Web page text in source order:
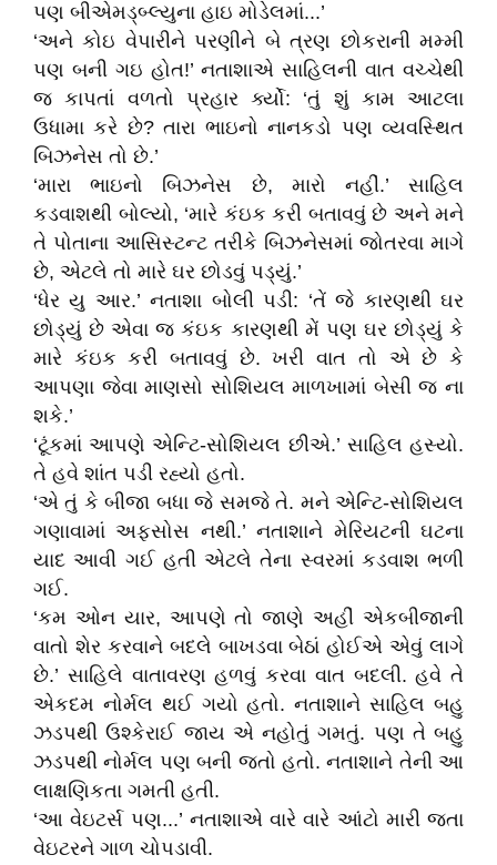
પણ બીએમડ્બ્લ્યુના હાઇ મોડેલમાં...’
‘અને કોઇ વેપારીને પરણીને બે ત્રણ છોકરાની મમ્મી
પણ બની ગઇ હોત!’ નતાશાએ સાહિલની વાત વચ્ચેથી
જ કાપતાં વળતો પ્રહાર ર્ક્યો: ‘તું શું કામ આટલા
ઉધામા કરે છે? તારા ભાઇનો નાનકડો પણ વ્યવસ્થિત
બિઝનેસ તો છે.’
‘મારા ભાઇનો બિઝનેસ છે, મારો નહીં.’ સાહિલ
કડવાશથી બોલ્યો, ‘મારે કંઇક કરી બતાવવું છે અને મને
તે પોતાના આસિસ્ટન્ટ તરીકે બિઝનેસમાં જોતરવા માગે
છે, એટલે તો મારે ઘર છોડવું પડ્યું.’
‘ધેર યુ આર.’ નતાશા બોલી પડી: ‘તેં જે કારણથી ઘર
છોડ્યું છે એવા જ કંઇક કારણથી મેં પણ ઘર છોડ્યું કે
મારે કંઇક કરી બતાવવું છે. ખરી વાત તો એ છે કે
આપણા જેવા માણસો સોશિયલ માળખામાં બેસી જ ના
શકે.’
‘ટૂંકમાં આપણે એન્ટિ-સોશિયલ છીએ.’ સાહિલ હસ્યો.
તે હવે શાંત પડી રહ્યો હતો.
‘એ તું કે બીજા બધા જે સમજે તે. મને એન્ટિ-સોશિયલ
ગણાવામાં અફસોસ નથી.’ નતાશાને મેરિયટની ઘટના
યાદ આવી ગઈ હતી એટલે તેના સ્વરમાં કડવાશ ભળી
ગઈ.
‘કમ ઓન યાર, આપણે તો જાણે અહીં એકબીજાની
વાતો શેર કરવાને બદલે બાખડવા બેઠાં હોઈએ એવું લાગે
છે.’ સાહિલે વાતાવરણ હળવું કરવા વાત બદલી. હવે તે
એકદમ નોર્મલ થઈ ગયો હતો. નતાશાને સાહિલ બહુ
ઝડપથી ઉશ્કેરાઈ જાય એ નહોતું ગમતું. પણ તે બહુ
ઝડપથી નોર્મલ પણ બની જતો હતો. નતાશાને તેની આ
લાક્ષણિકતા ગમતી હતી.
‘આ વેઇટર્સ પણ...’ નતાશાએ વારે વારે આંટો મારી જતા
વેઇટરને ગાળ ચોપડાવી.